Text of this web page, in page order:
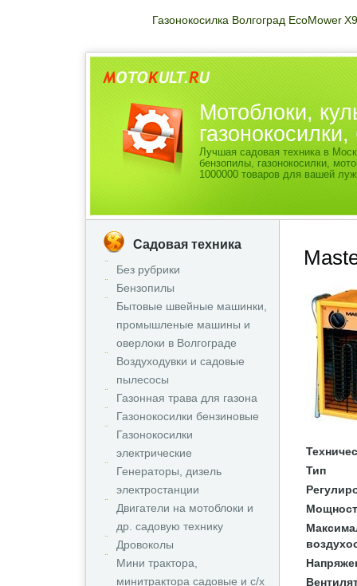
Газонокосилка Волгоград EcoMower X9
Мотоблоки,
Лучшая садовая техника в
бензопилы, газонокосилки,
1000000 товаров для вашей
Садовая техника
Без рубрики
Бензопилы
Бытовые швейные машинки,
промышленые машины и
оверлоки в Волгограде
Воздуходувки и садовые
пылесосы
Газонная трава для газона
Газонокосилки бензиновые
Газонокосилки
электрические
Генераторы, дизель
электростанции
Двигатели на мотоблоки и
др. садовую технику
Дровоколы
Мини трактора,
минитрактора садовые и с/х
Тип